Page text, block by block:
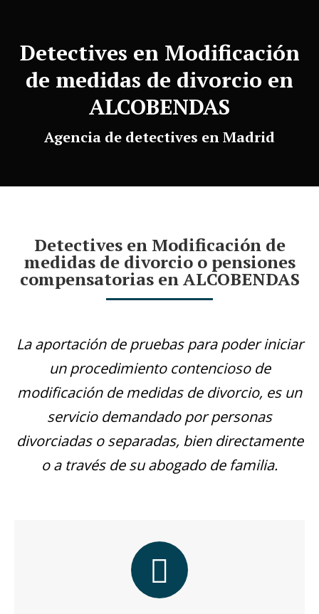
Detectives en Modificación
de medidas de divorcio en
ALCOBENDAS
Agencia de detectives en Madrid
Detectives en Modificación de
medidas de divorcio o pensiones
compensatorias en ALCOBENDAS
La aportación de pruebas para poder iniciar
un procedimiento contencioso de
modificación de medidas de divorcio, es un
servicio demandado por personas
divorciadas o separadas, bien directamente
o a través de su abogado de familia.